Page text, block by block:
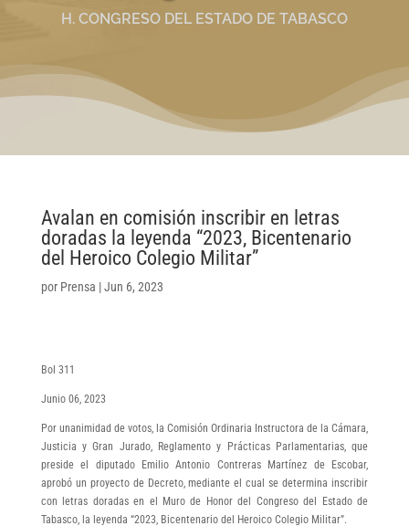
H. CONGRESO DEL ESTADO DE TABASCO
Avalan en comisión inscribir en letras
doradas la leyenda “2023, Bicentenario
del Heroico Colegio Militar”
por Prensa |Jun 6, 2023
Bol 311
Junio 06, 2023
Por unanimidad de votos, la Comisión Ordinaria Instructora de la Cámara,
Justicia y Gran Jurado, Reglamento y Prácticas Parlamentarias, que
preside el diputado Emilio Antonio Contreras Martínez de Escobar,
aprobó un proyecto de Decreto, mediante el cual se determina inscribir
con letras doradas en el Muro de Honor del Congreso del Estado de
Tabasco, la leyenda “2023, Bicentenario del Heroico Colegio Militar”.